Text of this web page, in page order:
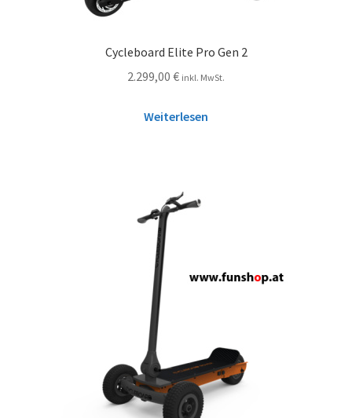
Cycleboard Elite Pro Gen 2
2.299,00 € inkl. MwSt.
Weiterlesen